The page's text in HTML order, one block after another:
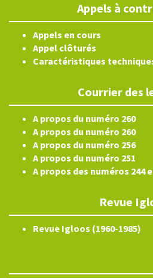
Appels à
Appels en cours
Appel clôturés
Caractéristiques
Courrier des
A propos du numéro 260
A propos du numéro 260
A propos du numéro 256
A propos du numéro 251
A propos des numéros 244
Revue
Revue Igloos (1960-1985)